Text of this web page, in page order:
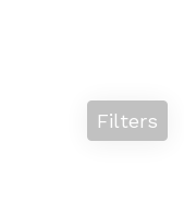
Filters